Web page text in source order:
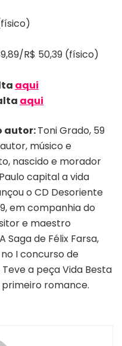
R$ 50,39 (físico)
aqui
aqui
autor:Toni Grado, 59
músico e
nascido e morador
capital a vida
o CD Desoriente
em companhia do
e maestro
Saga de Félix Farsa,
I concurso de
Teve a peça Vida Besta
primeiro romance.